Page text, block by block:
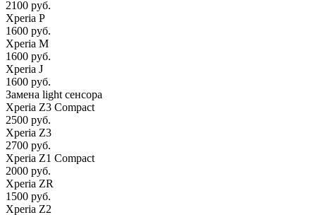
2100 руб.
Xperia P
1600 руб.
Xperia M
1600 руб.
Xperia J
1600 руб.
Замена light сенсора
Xperia Z3 Compact
2500 руб.
Xperia Z3
2700 руб.
Xperia Z1 Compact
2000 руб.
Xperia ZR
1500 руб.
Xperia Z2